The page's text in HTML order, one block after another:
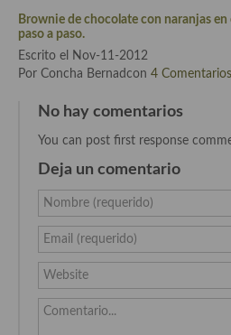
Cocina Gallega
Cocina Madrileña
Cocina Murciana
Cocina Navarra
Brownie de chocolate con naranjas
paso a paso.
Escrito el Nov-11-2012
Por Concha Bernadcon 4 Comentarios
No hay comentarios
You can post first response
Deja un comentario
Nombre (requerido)
Email (requerido)
Website
Comentario...